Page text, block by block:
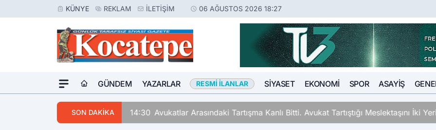
KÜNYE REKLAM İLETIŞIM 06 AĞUSTOS 2026 18:27
GÜNDEM YAZARLAR RESMI İLANLAR SIYASET EKONOMI SPOR ASAYIŞ
SON DAKİKA 14:30 Avukatlar Arasındaki Tartışma Kanlı Bitti. Avukat Tartıştığı Meslektaşını İki